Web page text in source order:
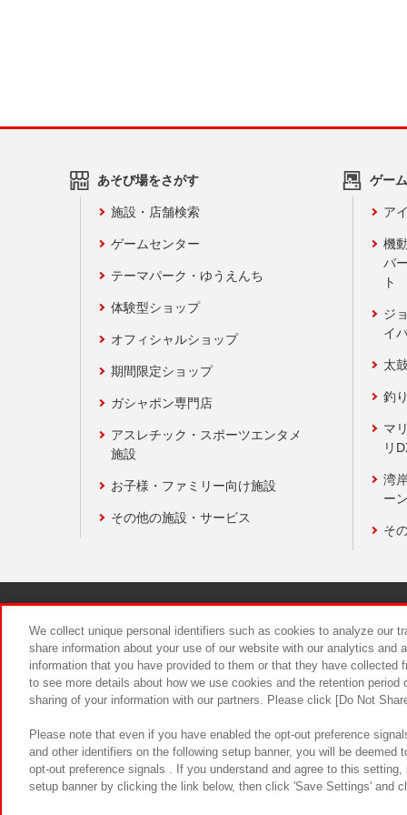
あそび場をさがす
施設・店舗検索
ゲームセンター
テーマパーク・ゆうえんち
体験型ショップ
オフィシャルショップ
期間限定ショップ
ガシャポン専門店
アスレチック・スポーツエンタメ
施設
お子様・ファミリー向け施設
その他の施設・サービス
ゲー
ア
機
バ
ト
ジ
イ
太
釣
マ
リ
湾
ー
そ
食品のご
We collect unique personal identifiers such as cookies to analyze our
share information about your use of our website with our analytics and
information that you have provided to them or that they have
to see more details about how we use cookies and the retention
sharing of your information with our partners. Please click [Do Not
Please note that even if you have enabled the opt-out preference
and other identifiers on the following setup banner, you will be
opt-out preference signals . If you understand and agree to this
setup banner by clicking the link below, then click 'Save Settings' and